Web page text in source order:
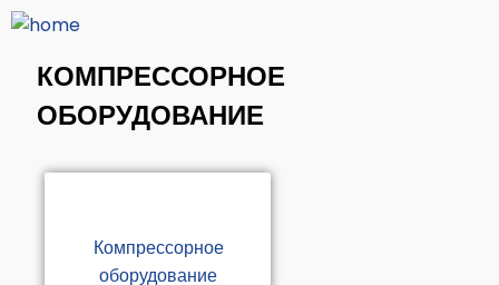
Продукция
КОМПРЕССОРНОЕ
ОБОРУДОВАНИЕ
Компрессорное
оборудование